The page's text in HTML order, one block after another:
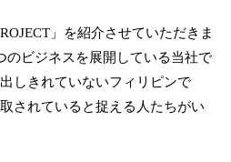
」を紹介させていただきま
のビジネスを展開している当社で
しきれていないフィリピンで
されていると捉える人たちがい